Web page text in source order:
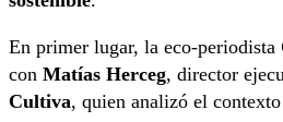
En primer lugar, la eco-periodista
con Matías Herceg, director
Cultiva, quien analizó el